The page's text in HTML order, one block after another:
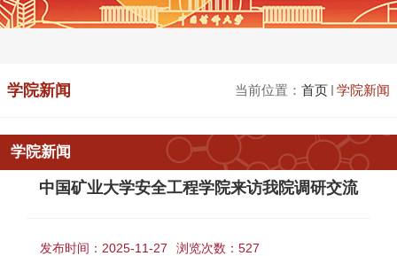
学院新闻
当前位置： 首页 学院新闻
学院新闻
中国矿业大学安全工程学院来访我院调研交流
发布时间：2025-11-27 浏览次数： 527